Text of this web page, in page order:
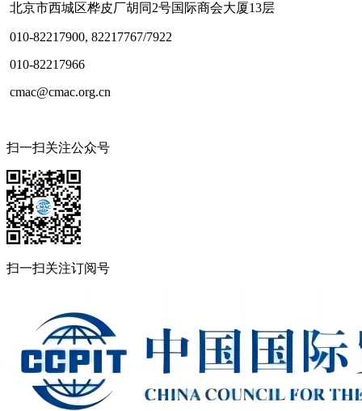
北京市西城区桦皮厂胡同2号国际商会大厦13层
010-82217900, 82217767/7922
010-82217966
cmac@cmac.org.cn
扫一扫关注公众号
扫一扫关注订阅号